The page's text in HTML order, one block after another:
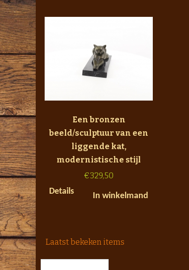
Een bronzen
beeld/sculptuur van een
liggende kat,
modernistische stijl
€329,50
Details
In winkelmand
Laatst bekeken items